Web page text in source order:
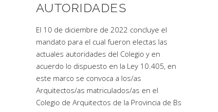
AUTORIDADES
El 10 de diciembre de 2022 concluye el
mandato para el cual fueron electas las
actuales autoridades del Colegio y en
acuerdo lo dispuesto en la Ley 10.405, en
este marco se convoca a los/as
Arquitectos/as matriculados/as en el
Colegio de Arquitectos de la Provincia de Bs